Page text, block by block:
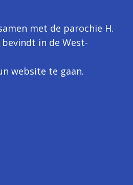
met de parochie H.
in de West-
website te gaan.